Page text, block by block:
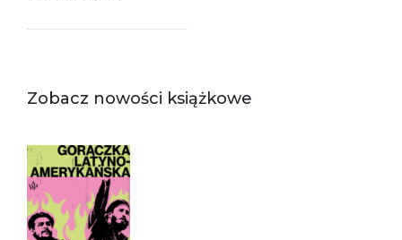
Zobacz nowości książkowe